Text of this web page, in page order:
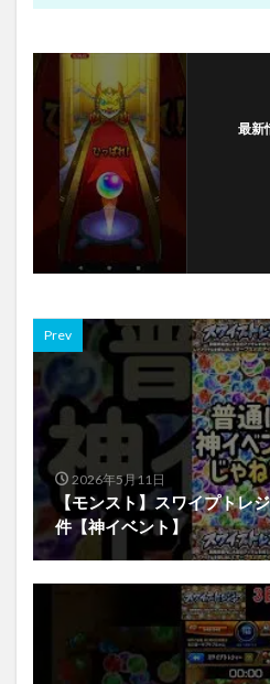
最新
Prev
2026年5月11日
【モンスト】スワイプトレ
件【神イベント】